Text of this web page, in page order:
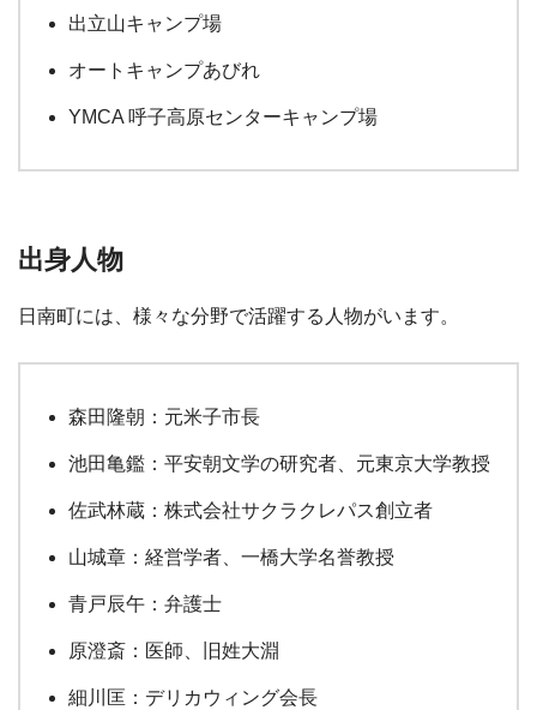
出立山キャンプ場
オートキャンプあびれ
YMCA 呼子高原センターキャンプ場
出身人物
日南町には、様々な分野で活躍する人物がいます。
森田隆朝：元米子市長
池田亀鑑：平安朝文学の研究者、元東京大学教授
佐武林蔵：株式会社サクラクレパス創立者
山城章：経営学者、一橋大学名誉教授
青戸辰午：弁護士
原澄斎：医師、旧姓大淵
細川匡：デリカウィング会長